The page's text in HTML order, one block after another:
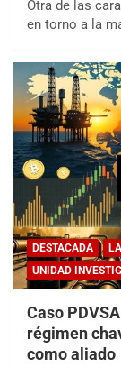
Otra de las
en torno a la
DESTACADA
UNIDAD
Caso
régimen
como aliado